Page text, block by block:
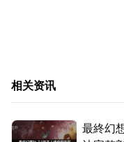
相关资讯
最終幻